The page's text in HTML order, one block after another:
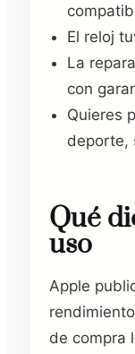
El reloj
La
con
Quieres
deporte,
Qué
uso
Apple
de compra